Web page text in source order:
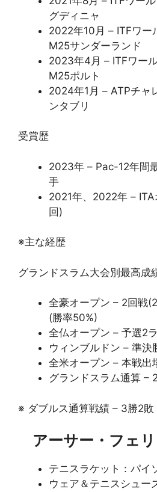
グディニャ
2022年10月 – ITFワー
M25サンダーランド
2023年4月 – ITFワー
M25ポルト
2024年1月 – ATPチャ
ンタブリ
受賞歴
2023年 – Pac-12年間
手
2021年、2022年 –
回)
※主な経歴
グランドスラム大会別最高成
全豪オープン – 2回戦
(勝率50%)
全仏オープン – 予選2
ウィンブルドン – 準
全米オープン – 本戦出
グランドスラム通算 –
※ ダブルス通算戦績 – 3勝2敗
アーサー・フェ
テニスラケット：パイ
ウェア＆テニスシュー